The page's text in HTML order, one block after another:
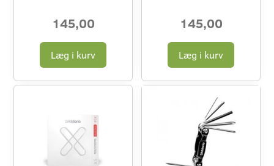
145,00
Læg i kurv
145,00
Læg i kurv